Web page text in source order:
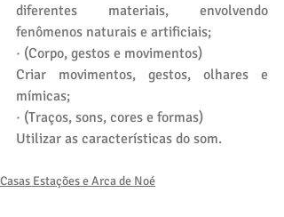
diferentes materiais, envolvendo
fenômenos naturais e artificiais;
· (Corpo, gestos e movimentos)
Criar movimentos, gestos, olhares e
mímicas;
· (Traços, sons, cores e formas)
Utilizar as características do som.
Casas Estações e Arca de Noé